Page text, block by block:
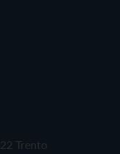
Trento